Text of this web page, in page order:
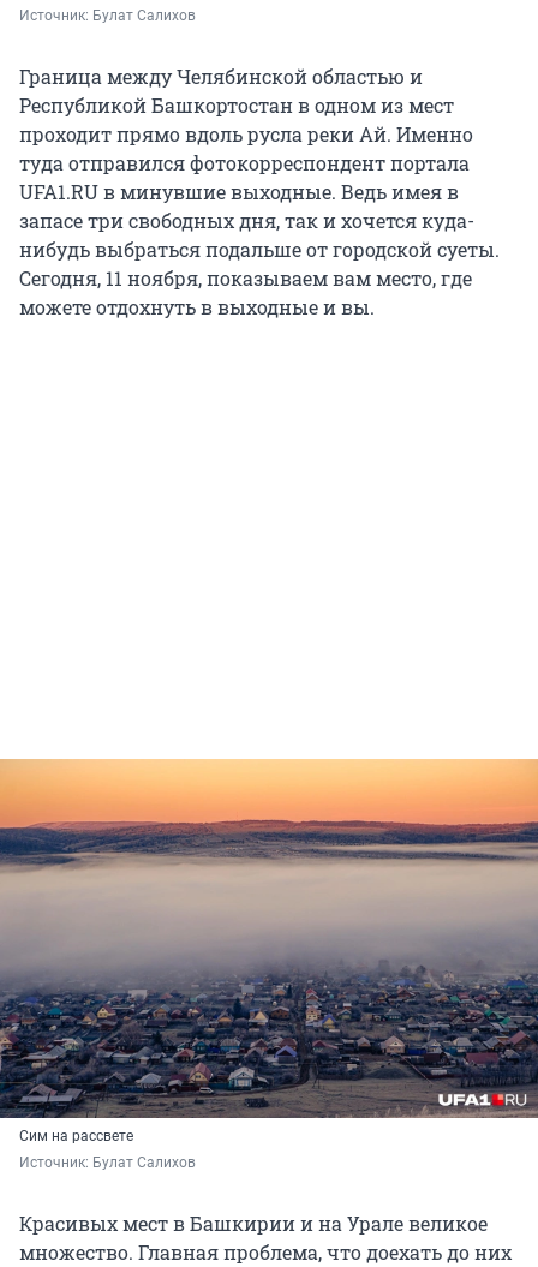
Источник: Булат Салихов
Граница между Челябинской областью и
Республикой Башкортостан в одном из мест
проходит прямо вдоль русла реки Ай. Именно
туда отправился фотокорреспондент портала
UFA1.RU в минувшие выходные. Ведь имея в
запасе три свободных дня, так и хочется куда-
нибудь выбраться подальше от городской суеты.
Сегодня, 11 ноября, показываем вам место, где
можете отдохнуть в выходные и вы.
Сим на рассвете
Источник: Булат Салихов
Красивых мест в Башкирии и на Урале великое
множество. Главная проблема, что доехать до них